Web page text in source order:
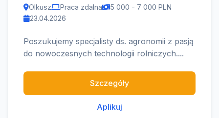
Olkusz Praca zdalna
5 000 - 7 000 PLN
23.04.2026
Poszukujemy specjalisty ds. agronomii z pasją
do nowoczesnych technologii rolniczych....
Szczegóły
Aplikuj